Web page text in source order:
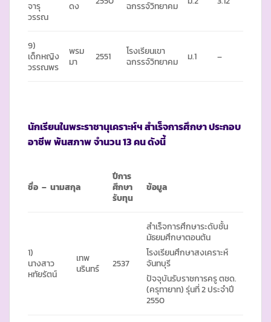
จารุ
วรรณ
ดง
ฉกรรจ์วิทยาคม
9)
เด็กหญิง
วรรณพร
พรม
มา
2551
โรงเรียนเขา
ฉกรรจ์วิทยาคม
ม.1 –
นักเรียนในพระราชานุเคราะห์ฯ สำเร็จการศึกษา ประกอบ
อาชีพพ้นสภาพจำนวน13 คน ดังนี้
ชื่อ – นามสกุล
ปีการ
ศึกษา
รับทุน
ข้อมูล
1)
นางสาว
หทัยรัตน์
เทพ
นรินทร์
2537
สำเร็จการศึกษาระดับชั้น
มัธยมศึกษาตอนต้น
โรงเรียนศึกษาสงเคราะห์
จันทบุรี
ปัจจุบันรับราชการครู ตชด.
(ครุทายาท) รุ่นที่ 2 ประจำปี
2550